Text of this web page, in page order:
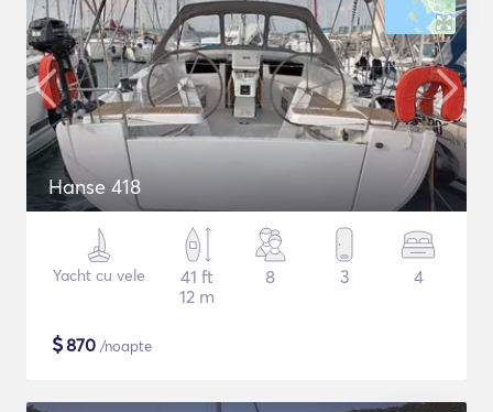
Hanse 418
Yacht cu vele
41 ft
12 m
8 3 4
$870 /noapte